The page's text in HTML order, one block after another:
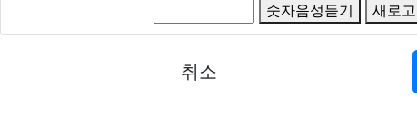
숫자음성듣기 새로
취소